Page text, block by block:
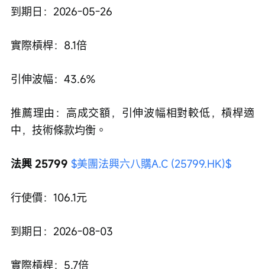
到期日：2026-05-26
實際槓桿：8.1倍
引伸波幅：43.6%
推薦理由：高成交額，引伸波幅相對較低，槓桿適
中，技術條款均衡。
法興 25799 $美團法興六八購A.C (25799.HK)$
行使價：106.1元
到期日：2026-08-03
實際槓桿：5.7倍